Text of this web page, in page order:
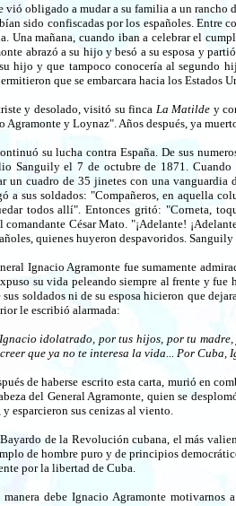
vió obligado a mudar a su familia a un
sido confiscadas por los españoles. Entre
Una mañana, cuando iban a celebrar el
abrazó a su hijo y besó a su esposa y
hijo y que tampoco conocería al segundo
que se embarcara hacia los Estados
y desolado, visitó su finca La Matilde y
Agramonte y Loynaz". Años después, ya
su lucha contra España. De sus
Sanguily el 7 de octubre de 1871.
un cuadro de 35 jinetes con una vanguardia
a sus soldados: "Compañeros, en aquella
todos allí". Entonces gritó: "Corneta,
comandante César Mato. "¡Adelante!
quienes huyeron despavoridos.
Ignacio Agramonte fue sumamente
su vida peleando siempre al frente y fue
sus soldados ni de su esposa hicieron que
le escribió alarmada:
idolatrado, por tus hijos, por tu
que ya no te interesa la vida... Por
de haberse escrito esta carta, murió en
del General Agramonte, quien se
esparcieron sus cenizas al viento.
de la Revolución cubana, el más
de hombre puro y de principios
por la libertad de Cuba.
manera debe Ignacio Agramonte